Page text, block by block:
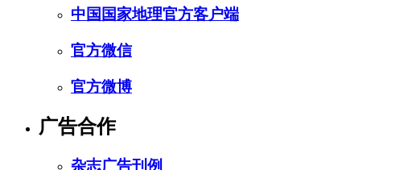
中国国家地理官方客户端
官方微信
官方微博
广告合作
杂志广告刊例